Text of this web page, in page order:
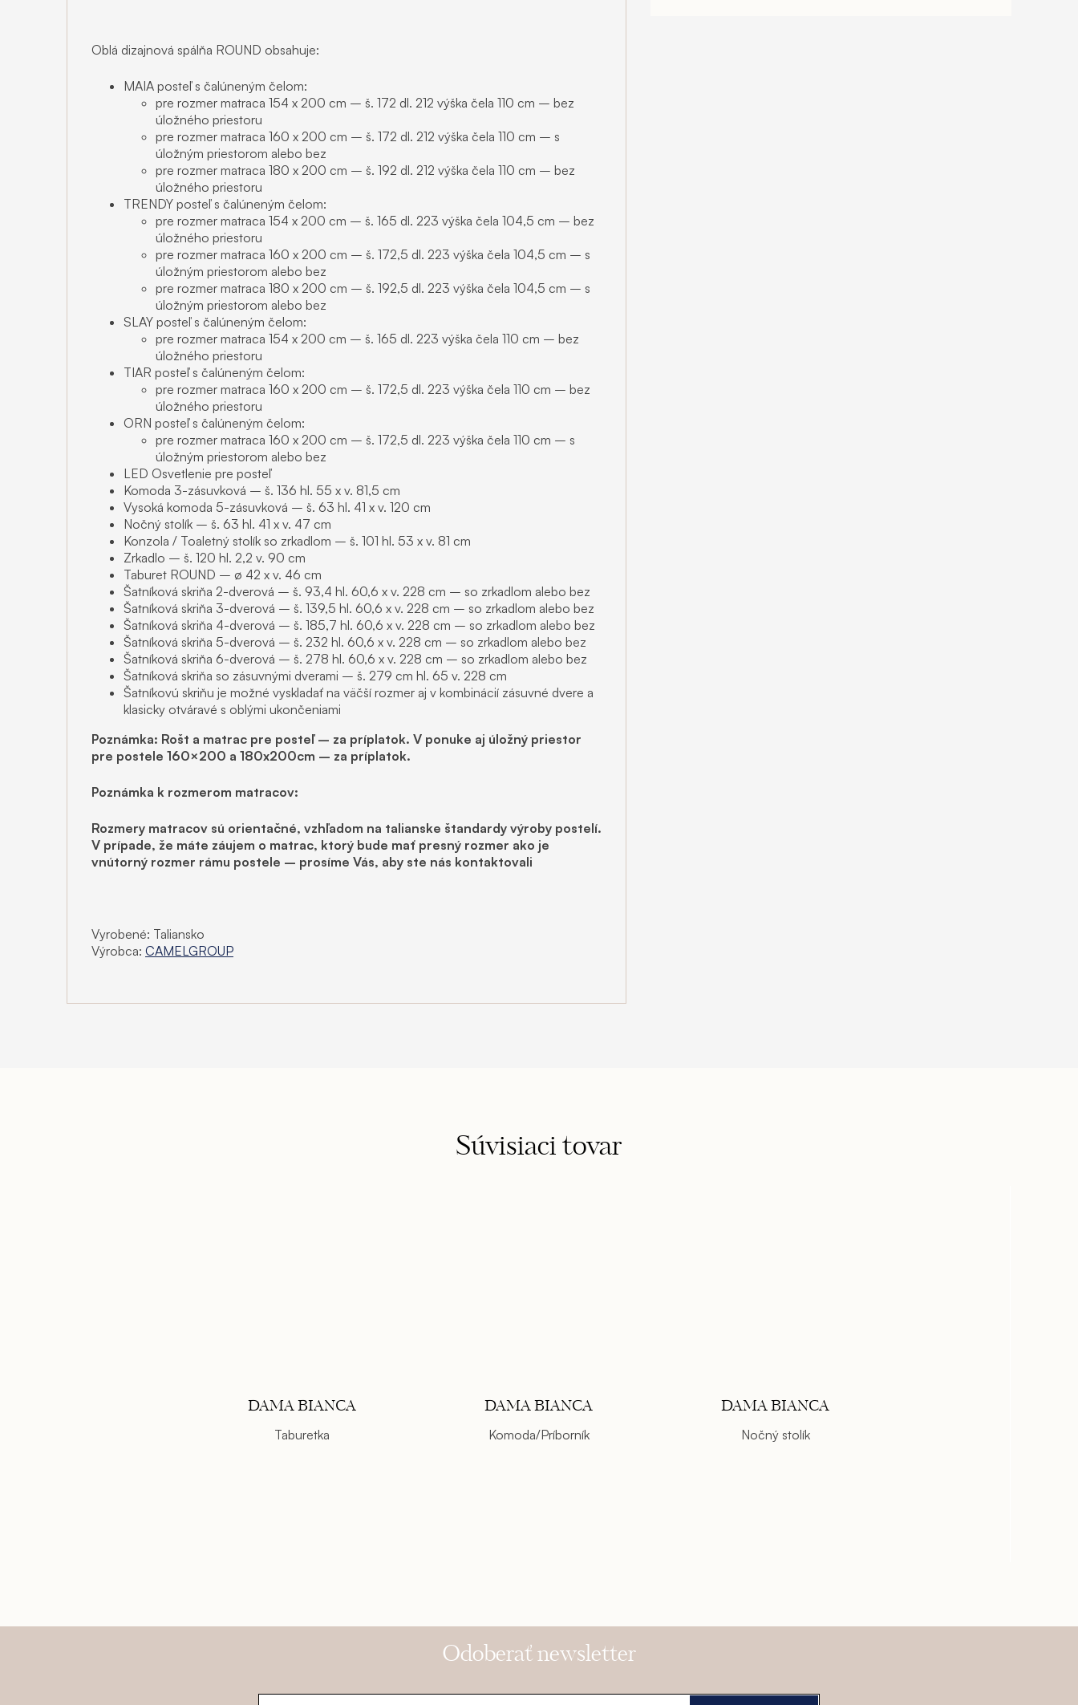
Oblá dizajnová spálňa ROUND obsahuje:
MAIA posteľ s čalúneným čelom:
pre rozmer matraca 154 x 200 cm – š. 172 dl. 212 výška čela 110 cm – bez
úložného priestoru
pre rozmer matraca 160 x 200 cm – š. 172 dl. 212 výška čela 110 cm – s
úložným priestorom alebo bez
pre rozmer matraca 180 x 200 cm – š. 192 dl. 212 výška čela 110 cm – bez
úložného priestoru
TRENDY posteľ s čalúneným čelom:
pre rozmer matraca 154 x 200 cm – š. 165 dl. 223 výška čela 104,5 cm – bez
úložného priestoru
pre rozmer matraca 160 x 200 cm – š. 172,5 dl. 223 výška čela 104,5 cm – s
úložným priestorom alebo bez
pre rozmer matraca 180 x 200 cm – š. 192,5 dl. 223 výška čela 104,5 cm – s
úložným priestorom alebo bez
SLAY posteľ s čalúneným čelom:
pre rozmer matraca 154 x 200 cm – š. 165 dl. 223 výška čela 110 cm – bez
úložného priestoru
TIAR posteľ s čalúneným čelom:
pre rozmer matraca 160 x 200 cm – š. 172,5 dl. 223 výška čela 110 cm – bez
úložného priestoru
ORN posteľ s čalúneným čelom:
pre rozmer matraca 160 x 200 cm – š. 172,5 dl. 223 výška čela 110 cm – s
úložným priestorom alebo bez
LED Osvetlenie pre posteľ
Komoda 3-zásuvková – š. 136 hl. 55 x v. 81,5 cm
Vysoká komoda 5-zásuvková – š. 63 hl. 41 x v. 120 cm
Nočný stolík – š. 63 hl. 41 x v. 47 cm
Konzola / Toaletný stolík so zrkadlom – š. 101 hl. 53 x v. 81 cm
Zrkadlo – š. 120 hl. 2,2 v. 90 cm
Taburet ROUND – ø 42 x v. 46 cm
Šatníková skriňa 2-dverová – š. 93,4 hl. 60,6 x v. 228 cm – so zrkadlom alebo bez
Šatníková skriňa 3-dverová – š. 139,5 hl. 60,6 x v. 228 cm – so zrkadlom alebo bez
Šatníková skriňa 4-dverová – š. 185,7 hl. 60,6 x v. 228 cm – so zrkadlom alebo bez
Šatníková skriňa 5-dverová – š. 232 hl. 60,6 x v. 228 cm – so zrkadlom alebo bez
Šatníková skriňa 6-dverová – š. 278 hl. 60,6 x v. 228 cm – so zrkadlom alebo bez
Šatníková skriňa so zásuvnými dverami – š. 279 cm hl. 65 v. 228 cm
Šatníkovú skriňu je možné vyskladať na väčší rozmer aj v kombinácií zásuvné dvere a
klasicky otváravé s oblými ukončeniami
Poznámka: Rošt a matrac pre posteľ – za príplatok. V ponuke aj úložný priestor
pre postele 160×200 a 180x200cm – za príplatok.
Poznámka k rozmerom matracov:
Rozmery matracov sú orientačné, vzhľadom na talianske štandardy výroby postelí.
V prípade, že máte záujem o matrac, ktorý bude mať presný rozmer ako je
vnútorný rozmer rámu postele – prosíme Vás, aby ste nás kontaktovali
Vyrobené: Taliansko
Výrobca: CAMELGROUP
Súvisiaci tovar
DAMA BIANCA
Taburetka
DAMA BIANCA
Komoda/Príborník
DAMA BIANCA
Nočný stolík
Odoberať newsletter